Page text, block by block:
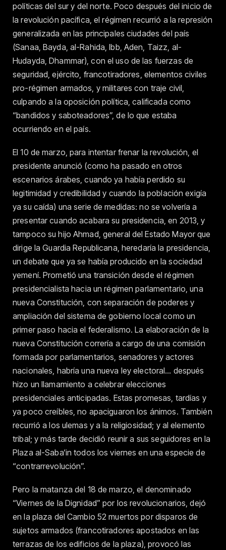
políticas del sur y del norte. Poco después del inicio de
la revolución pacífica, el régimen recurrió a la represión
generalizada en las principales ciudades del país
(Sanaa, Bayda, al-Rahida, Ibb, Aden, Taizz, al-
Hudayda, Dhammar), con el uso de las fuerzas de
seguridad, ejército, francotiradores, elementos civiles
pro-régimen armados, y militares con traje civil,
culpando a la oposición política, calificada como
“bandidos y saboteadores”, de lo que estaba
ocurriendo en el país.
El 10 de marzo, para intentar frenar la revolución, el
presidente anunció (como ha pasado en otros
escenarios árabes, cuando ya había perdido su
legitimidad y credibilidad y cuando la población exigía
ya su caída) una serie de medidas: no se volvería a
presentar cuando acabara su presidencia, en 2013, y
tampoco su hijo Ahmad, general del Estado Mayor que
dirige la Guardia Republicana, heredaría la presidencia,
un debate que ya se había producido en la sociedad
yemení. Prometió una transición desde el régimen
presidencialista hacia un régimen parlamentario, una
nueva Constitución, con separación de poderes y
ampliación del sistema de gobierno local como un
primer paso hacia el federalismo. La elaboración de la
nueva Constitución correría a cargo de una comisión
formada por parlamentarios, senadores y actores
nacionales, habría una nueva ley electoral… después
hizo un llamamiento a celebrar elecciones
presidenciales anticipadas. Estas promesas, tardías y
ya poco creíbles, no apaciguaron los ánimos. También
recurrió a los ulemas y a la religiosidad; y al elemento
tribal; y más tarde decidió reunir a sus seguidores en la
Plaza al-Saba‘in todos los viernes en una especie de
“contrarrevolución”.
Pero la matanza del 18 de marzo, el denominado
“Viernes de la Dignidad” por los revolucionarios, dejó
en la plaza del Cambio 52 muertos por disparos de
sujetos armados (francotiradores apostados en las
terrazas de los edificios de la plaza), provocó las